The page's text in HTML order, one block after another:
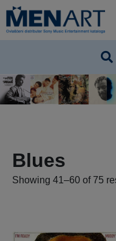
Blues
Showing 41–60 of 75